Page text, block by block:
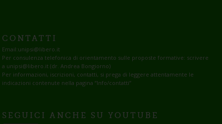
CONTATTI
Email:unipsi@libero.it
Per consulenza telefonica di orientamento sulle proposte formative: scrivere
a unipsi@libero.it (dr. Andrea Bongiorno)
Per informazioni, iscrizioni, contatti, si prega di leggere attentamente le
indicazioni contenute nella pagina“Info/contatti”
SEGUICI ANCHE SU YOUTUBE